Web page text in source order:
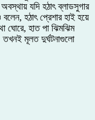
যদি হঠাৎ ব্লাডসুগার
হঠাৎ প্রেশার হাই হয়ে
ঘোরে, হাত পা ঝিমঝিম
তখনই মূলত দুর্ঘটনাগুলো